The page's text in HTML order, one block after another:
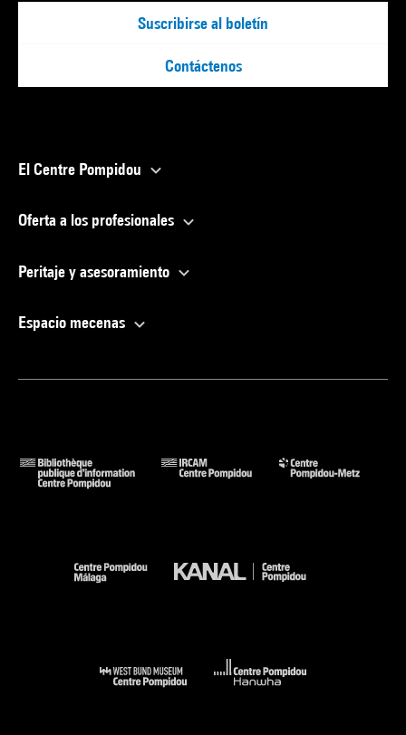
Suscribirse al boletín
Contáctenos
El Centre Pompidou
Oferta a los profesionales
Peritaje y asesoramiento
Espacio mecenas